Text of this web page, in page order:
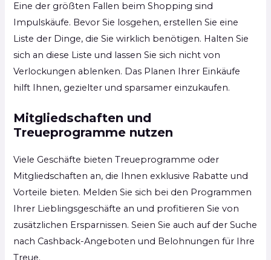
Eine der größten Fallen beim Shopping sind
Impulskäufe. Bevor Sie losgehen, erstellen Sie eine
Liste der Dinge, die Sie wirklich benötigen. Halten Sie
sich an diese Liste und lassen Sie sich nicht von
Verlockungen ablenken. Das Planen Ihrer Einkäufe
hilft Ihnen, gezielter und sparsamer einzukaufen.
Mitgliedschaften und
Treueprogramme nutzen
Viele Geschäfte bieten Treueprogramme oder
Mitgliedschaften an, die Ihnen exklusive Rabatte und
Vorteile bieten. Melden Sie sich bei den Programmen
Ihrer Lieblingsgeschäfte an und profitieren Sie von
zusätzlichen Ersparnissen. Seien Sie auch auf der Suche
nach Cashback-Angeboten und Belohnungen für Ihre
Treue.